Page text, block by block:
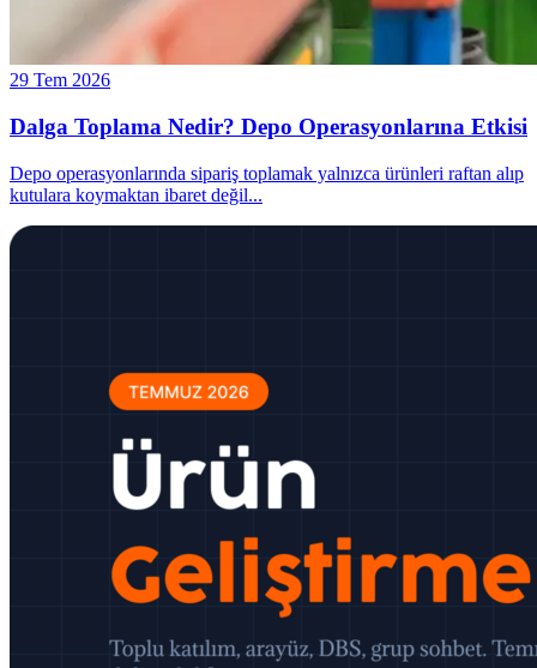
29 Tem 2026
Dalga Toplama Nedir? Depo Operasyonlarına Etkisi
Depo operasyonlarında sipariş toplamak yalnızca ürünleri raftan alıp
kutulara koymaktan ibaret değil...